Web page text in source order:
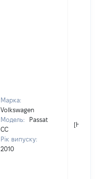
Марка:
Volkswagen
Модель:
Passat
CC
Рік випуску:
2010
[Не